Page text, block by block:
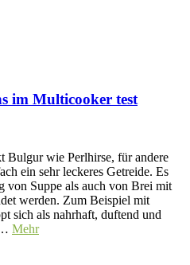
im Multicooker test
Bulgur wie Perlhirse, für andere
ein sehr leckeres Getreide. Es
von Suppe als auch von Brei mit
werden. Zum Beispiel mit
sich als nahrhaft, duftend und
Mehr